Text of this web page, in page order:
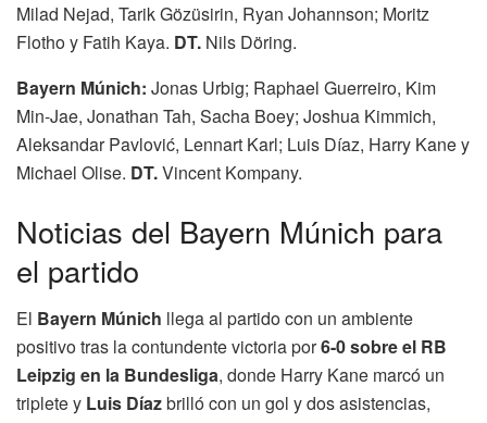
Milad Nejad, Tarik Gözüsirin, Ryan Johannson; Moritz
Flotho y Fatih Kaya. DT. Nils Döring.
Bayern Múnich: Jonas Urbig; Raphael Guerreiro, Kim
Min-Jae, Jonathan Tah, Sacha Boey; Joshua Kimmich,
Aleksandar Pavlović, Lennart Karl; Luis Díaz, Harry Kane y
Michael Olise. DT.Vincent Kompany.
Noticias del Bayern Múnich para
el partido
El Bayern Múnich llega al partido con un ambiente
positivo tras la contundente victoria por6-0 sobre el RB
Leipzig en la Bundesliga, donde Harry Kane marcó un
triplete y Luis Díazbrilló con un gol y dos asistencias,